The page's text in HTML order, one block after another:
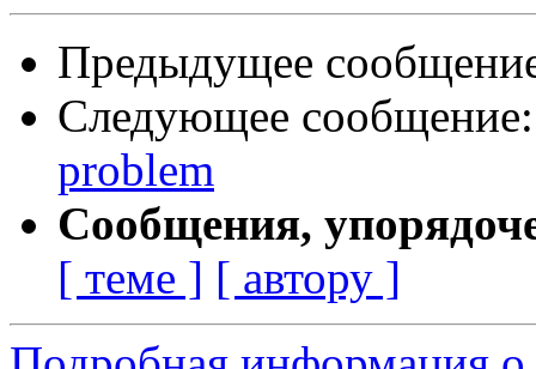
Предыдущее
Следующее
problem
Сообщения,
[ теме ] [ автору ]